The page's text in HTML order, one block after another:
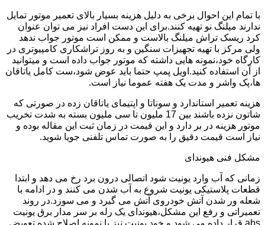
با تمام این احوال برخی به دلیل هزینه بسیار بالای تعمیر موتور تمایل
ندارند میلنگ نو تهیه کنند.برای این دست افراد نیز می توان عنوان
کرد ریسک تراش میلنگ بالاست و ممکن است موتور جواب ندهد
ولی مرکز با تهیه تجهیزات سنگین و به روز تراشکاری کامپیوتری در
کارگاه خود،نمونه هایی داشته که موتور جواب داده است و میتوانید
از آن استفاده کنید.اویل پمپ حتما باید عوض شود،ست کامل یاتاقان
ها،پک واشر و مدت یک هفته عموما نیاز است.
هزینه تعمیر استاندارد و سوناتا و اپتیمای یاتاقان زده در صورتی که
شاتون نزده باشند بین 17 ملیون تا سی ملیون بسته به شدت تخریب
موتور هزینه در بر دارد و این قیمت در زمان ثبت این مقاله بوده و
نیاز است قیمت دقیق را به صورت تماس تلفنی جویا شوید.
مشکل فنی هیوندای
زمانی که آب وارد یونیت شود اتصالی درون برد رخ می دهد و ابتدا
قطعات پلاستیکی یونیت شروع به آب شدن می کنند و در ادامه با
شعله ور شدن آتش خودروی آتش می گیرد و می سوزد.در روند
تعمیراتی و رفع این مشکل،هیوندای یک رله بر سر مدار برق یونیت
abs قرار داده می شود و خود یونیت نیز با نمونه اصلاح شده تعویض